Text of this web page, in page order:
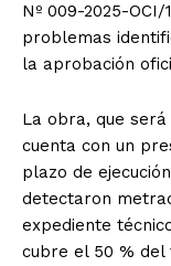
Nº 009-2025-
problemas
la aprobación
La obra, que
cuenta con un
plazo de
detectaron
expediente
cubre el 50 %